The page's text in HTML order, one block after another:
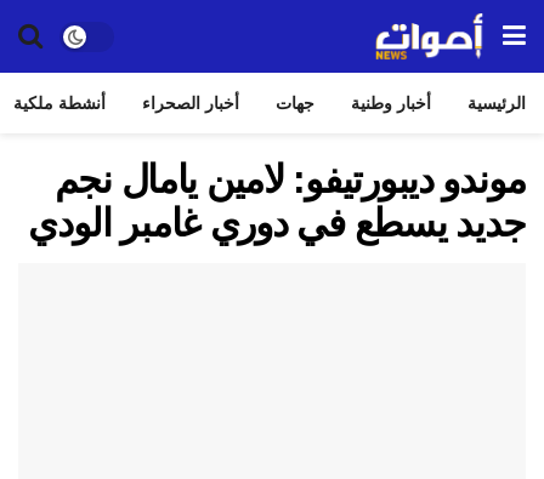
الرئيسية أخبار وطنية جهات أخبار الصحراء أنشطة ملكية
موندو ديبورتيفو: لامين يامال نجم
جديد يسطع في دوري غامبر الودي